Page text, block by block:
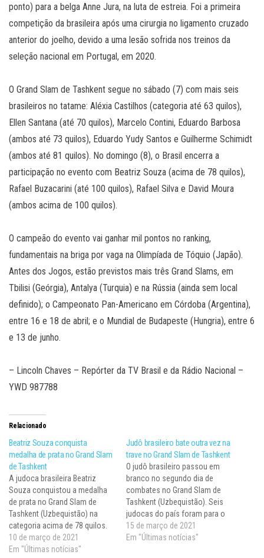
ponto) para a belga Anne Jura, na luta de estreia. Foi a primeira
competição da brasileira após uma cirurgia no ligamento cruzado
anterior do joelho, devido a uma lesão sofrida nos treinos da
seleção nacional em Portugal, em 2020.
O Grand Slam de Tashkent segue no sábado (7) com mais seis
brasileiros no tatame: Aléxia Castilhos (categoria até 63 quilos),
Ellen Santana (até 70 quilos), Marcelo Contini, Eduardo Barbosa
(ambos até 73 quilos), Eduardo Yudy Santos e Guilherme Schimidt
(ambos até 81 quilos). No domingo (8), o Brasil encerra a
participação no evento com Beatriz Souza (acima de 78 quilos),
Rafael Buzacarini (até 100 quilos), Rafael Silva e David Moura
(ambos acima de 100 quilos).
O campeão do evento vai ganhar mil pontos no ranking,
fundamentais na briga por vaga na Olimpíada de Tóquio (Japão).
Antes dos Jogos, estão previstos mais três Grand Slams, em
Tbilisi (Geórgia), Antalya (Turquia) e na Rússia (ainda sem local
definido); o Campeonato Pan-Americano em Córdoba (Argentina),
entre 16 e 18 de abril; e o Mundial de Budapeste (Hungria), entre 6
e 13 de junho.
– Lincoln Chaves – Repórter da TV Brasil e da Rádio Nacional –
YWD 987788
Relacionado
Beatriz Souza conquista
medalha de prata no Grand Slam
de Tashkent
A judoca brasileira Beatriz
Souza conquistou a medalha
de prata no Grand Slam de
Tashkent (Uzbequistão) na
categoria acima de 78 quilos.
Neste domingo (7), a paulista
de 22 anos venceu os três
10 de março de 2021
Em "Últimas notícias"
Judô brasileiro bate outra vez na
trave no Grand Slam de Tashkent
O judô brasileiro passou em
branco no segundo dia de
combates no Grand Slam de
Tashkent (Uzbequistão). Seis
judocas do país foram para o
tatame neste sábado (6) e Ellen
Santana foi quem mais chegou
15 de março de 2021
Em "Últimas notícias"